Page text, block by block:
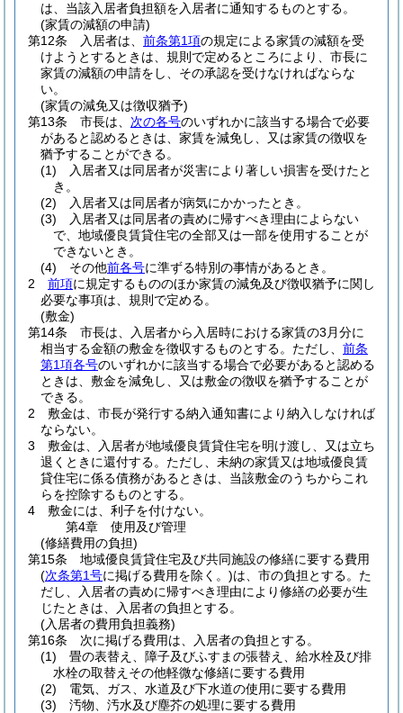
は、当該入居者負担額を入居者に通知するものとする。
(家賃の減額の申請)
第12条
入居者は、 前条第1項の規定による家賃の減額を受
けようとするときは、規則で定めるところにより、市長に
家賃の減額の申請をし、その承認を受けなければならな
い。
(家賃の減免又は徴収猶予)
第13条
市長は、 次の各号のいずれかに該当する場合で必要
があると認めるときは、家賃を減免し、又は家賃の徴収を
猶予することができる。
(1)
入居者又は同居者が災害により著しい損害を受けたと
き。
(2)
入居者又は同居者が病気にかかったとき。
(3)
入居者又は同居者の責めに帰すべき理由によらない
で、地域優良賃貸住宅の全部又は一部を使用することが
できないとき。
(4)
その他前各号に準ずる特別の事情があるとき。
2
前項に規定するもののほか家賃の減免及び徴収猶予に関し
必要な事項は、規則で定める。
(敷金)
第14条
市長は、入居者から入居時における家賃の3月分に
相当する金額の敷金を徴収するものとする。 ただし、 前条
第1項各号のいずれかに該当する場合で必要があると認める
ときは、敷金を減免し、又は敷金の徴収を猶予することが
できる。
2
敷金は、市長が発行する納入通知書により納入しなければ
ならない。
3
敷金は、入居者が地域優良賃貸住宅を明け渡し、又は立ち
退くときに還付する。 ただし、未納の家賃又は地域優良賃
貸住宅に係る債務があるときは、当該敷金のうちからこれ
らを控除するものとする。
4
敷金には、利子を付けない。
第4章
使用及び管理
(修繕費用の負担)
第15条
地域優良賃貸住宅及び共同施設の修繕に要する費用
(次条第1号に掲げる費用を除く。)は、市の負担とする。 た
だし、入居者の責めに帰すべき理由により修繕の必要が生
じたときは、入居者の負担とする。
(入居者の費用負担義務)
第16条
次に掲げる費用は、入居者の負担とする。
(1)
畳の表替え、障子及びふすまの張替え、給水栓及び排
水栓の取替えその他軽微な修繕に要する費用
(2)
電気、ガス、水道及び下水道の使用に要する費用
(3)
汚物、汚水及び塵芥の処理に要する費用